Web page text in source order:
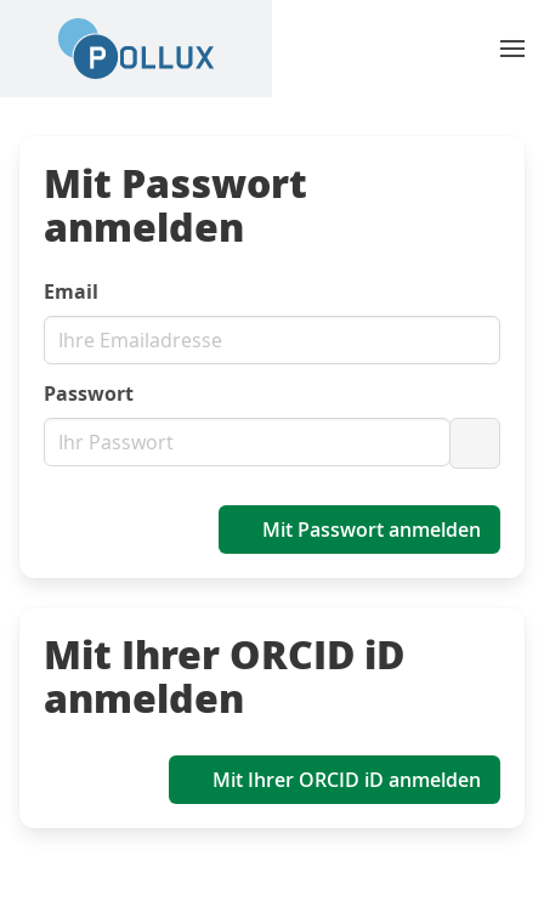
Mit Passwort
anmelden
Email
Passwort
Mit Passwort anmelden
Mit Ihrer ORCID iD
anmelden
Mit Ihrer ORCID iD anmelden